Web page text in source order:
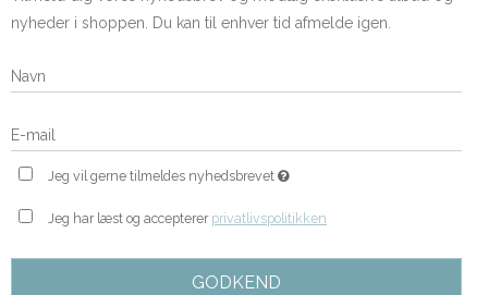
nyheder i shoppen. Du kan til enhver tid afmelde igen.
Jeg vil gerne tilmeldes nyhedsbrevet
Jeg har læst og accepterer privatlivspolitikken
GODKEND